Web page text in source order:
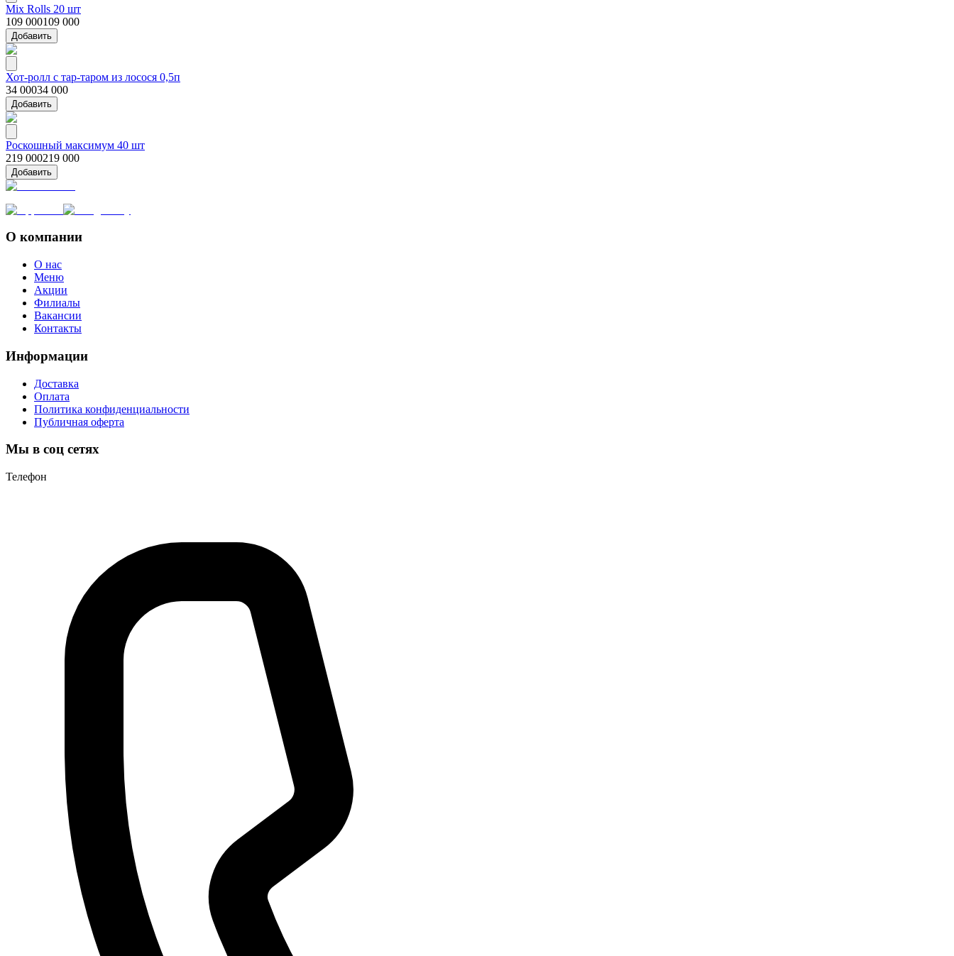
Mix Rolls 20 шт
109 000109 000
Добавить
Хот-ролл с тар-таром из лосося 0,5п
34 00034 000
Добавить
Роскошный максимум 40 шт
219 000219 000
Добавить
О компании
О нас
Меню
Акции
Филиалы
Вакансии
Контакты
Информации
Доставка
Оплата
Политика конфиденциальности
Публичная оферта
Мы в соц сетях
Телефон